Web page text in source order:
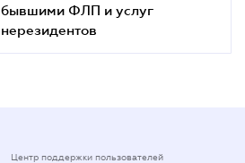
бывшими ФЛП и услуг
нерезидентов
Центр поддержки пользователей